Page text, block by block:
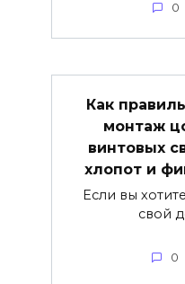
0
Как
монтаж
винтовых
хлопот и
Если вы
свой
0